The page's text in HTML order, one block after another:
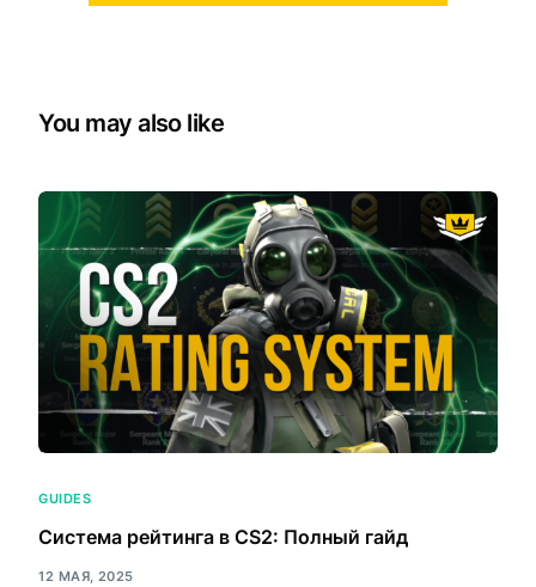
You may also like
GUIDES
Система рейтинга в CS2: Полный гайд
12 МАЯ, 2025